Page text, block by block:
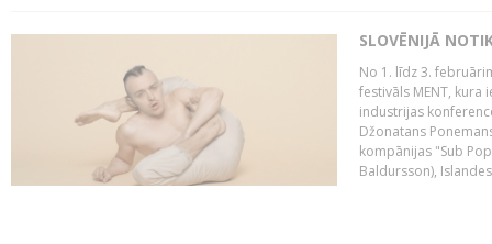
SLOVĒNIJĀ
No 1. līdz 3.
festivāls MENT, kura
industrijas
Džonatans
kompānijas "Sub
Baldursson),